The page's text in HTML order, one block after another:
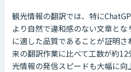
観光情報の翻訳では、特に
より自然で違和感のない文章とな
に適した品質であることが証明
来の翻訳作業に比べて工数が約
光情報の発信スピードも大幅に向